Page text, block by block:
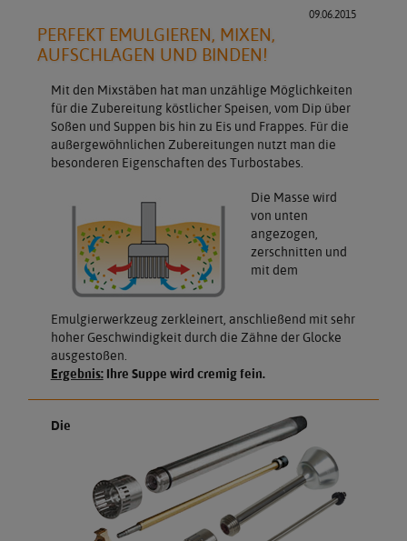
09.06.2015
PERFEKT EMULGIEREN, MIXEN,
AUFSCHLAGEN UND BINDEN!
Mit den Mixstäben hat man unzählige Möglichkeiten
für die Zubereitung köstlicher Speisen, vom Dip über
Soßen und Suppen bis hin zu Eis und Frappes. Für die
außergewöhnlichen Zubereitungen nutzt man die
besonderen Eigenschaften des Turbostabes.
Die Masse wird
von unten
angezogen,
zerschnitten und
mit dem
Emulgierwerkzeug zerkleinert, anschließend mit sehr
hoher Geschwindigkeit durch die Zähne der Glocke
ausgestoßen.
Ergebnis:Ihre Suppe wird cremig fein.
Die